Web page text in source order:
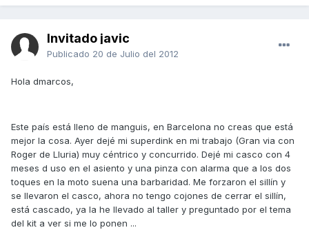
Invitado javic
Publicado 20 de Julio del 2012
Hola dmarcos,
Este país está lleno de manguis, en Barcelona no creas que está
mejor la cosa. Ayer dejé mi superdink en mi trabajo (Gran via con
Roger de Lluria) muy céntrico y concurrido. Dejé mi casco con 4
meses d uso en el asiento y una pinza con alarma que a los dos
toques en la moto suena una barbaridad. Me forzaron el sillín y
se llevaron el casco, ahora no tengo cojones de cerrar el sillín,
está cascado, ya la he llevado al taller y preguntado por el tema
del kit a ver si me lo ponen ...